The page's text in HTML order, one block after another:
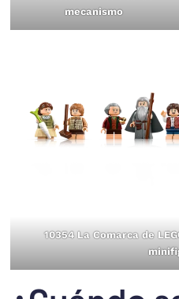
mecanismo
10354 La Comarca de